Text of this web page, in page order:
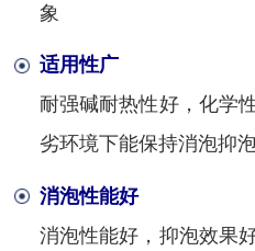
象
适用性广
耐强碱耐热性好，化学
劣环境下能保持消泡抑
消泡性能好
消泡性能好，抑泡效果